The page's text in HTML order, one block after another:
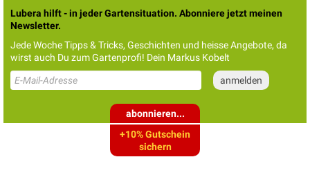
Lubera hilft - in jeder Gartensituation. Abonniere jetzt meinen
Newsletter.
Jede Woche Tipps & Tricks, Geschichten und heisse Angebote, da
wirst auch Du zum Gartenprofi! Dein Markus Kobelt
abonnieren...
+10% Gutschein
sichern